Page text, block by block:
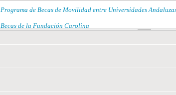
Programa de Becas de Movilidad entre Universidades
Becas de la Fundación Carolina